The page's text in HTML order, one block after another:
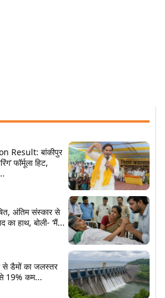
Result: बांकीपुर
फॉर्मूला हिट,
अंतिम संस्कार से
का हाथ, बोली- ‘मैं...
से डैमों का जलस्तर
19% कम...